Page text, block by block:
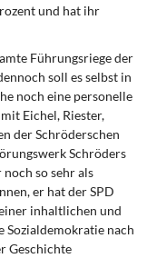
und hat ihr
Führungsriege der
soll es selbst in
noch eine personelle
Eichel, Riester,
der Schröderschen
Schröders
so sehr als
er hat der SPD
inhaltlichen und
Sozialdemokratie nach
Geschichte